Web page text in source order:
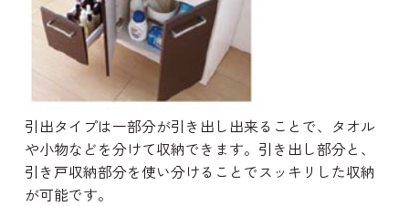
引出タイプは一部分が引き出し出来ることで、タオル
や小物などを分けて収納できます。引き出し部分と、
引き戸収納部分を使い分けることでスッキリした収納
が可能です。